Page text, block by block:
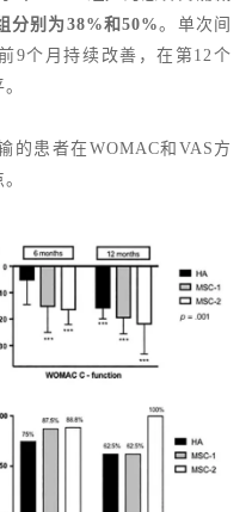
分别为38%和50%。单次间
9个月持续改善，在第12个
的患者在WOMAC和VAS方